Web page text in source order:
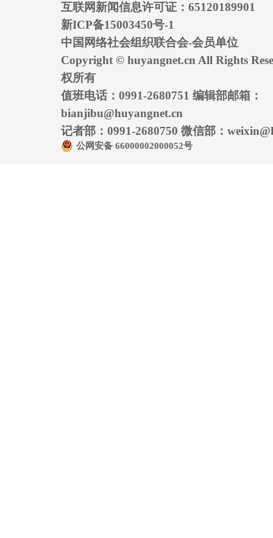
互联网新闻信息许可证：65120189901
新ICP备15003450号-1
中国网络社会组织联合会-会员单位
Copyright © huyangnet.cn All Rights
权所有
值班电话：0991-2680751 编辑部邮箱：
bianjibu@huyangnet.cn
记者部：0991-2680750 微信部：
公网安备 66000002000052号